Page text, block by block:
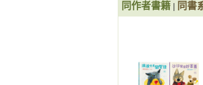
同作者書籍 同書